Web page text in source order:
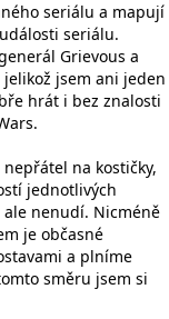
seriálu a mapují
seriálu.
Grievous a
jsem ani jeden
hrát i bez znalosti
na kostičky,
jednotlivých
ale nenudí. Nicméně
je občasné
a plníme
směru jsem si